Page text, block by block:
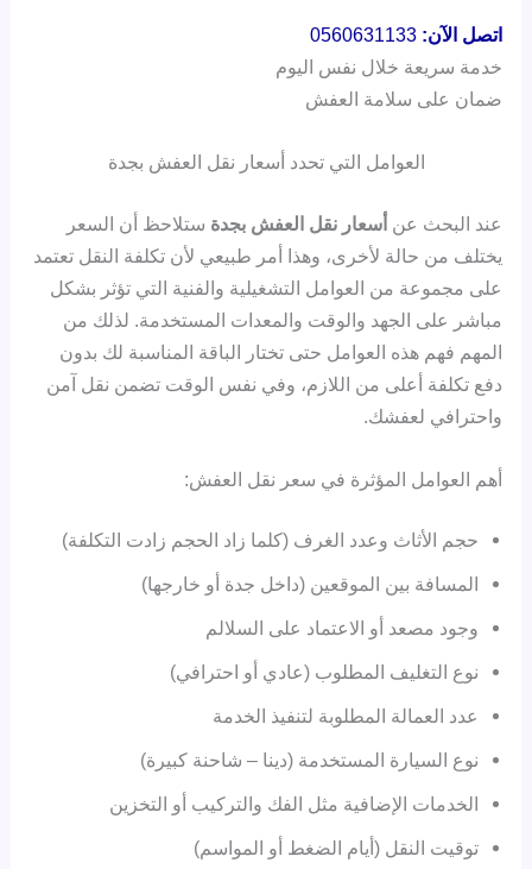
اتصل الآن: 0560631133
خدمة سريعة خلال نفس اليوم
ضمان على سلامة العفش
العوامل التي تحدد أسعار نقل العفش بجدة
عند البحث عن أسعار نقل العفش بجدة ستلاحظ أن السعر
يختلف من حالة لأخرى، وهذا أمر طبيعي لأن تكلفة النقل تعتمد
على مجموعة من العوامل التشغيلية والفنية التي تؤثر بشكل
مباشر على الجهد والوقت والمعدات المستخدمة. لذلك من
المهم فهم هذه العوامل حتى تختار الباقة المناسبة لك بدون
دفع تكلفة أعلى من اللازم، وفي نفس الوقت تضمن نقل آمن
واحترافي لعفشك.
أهم العوامل المؤثرة في سعر نقل العفش:
حجم الأثاث وعدد الغرف (كلما زاد الحجم زادت التكلفة)
المسافة بين الموقعين (داخل جدة أو خارجها)
وجود مصعد أو الاعتماد على السلالم
نوع التغليف المطلوب (عادي أو احترافي)
عدد العمالة المطلوبة لتنفيذ الخدمة
نوع السيارة المستخدمة (دينا – شاحنة كبيرة)
الخدمات الإضافية مثل الفك والتركيب أو التخزين
توقيت النقل (أيام الضغط أو المواسم)